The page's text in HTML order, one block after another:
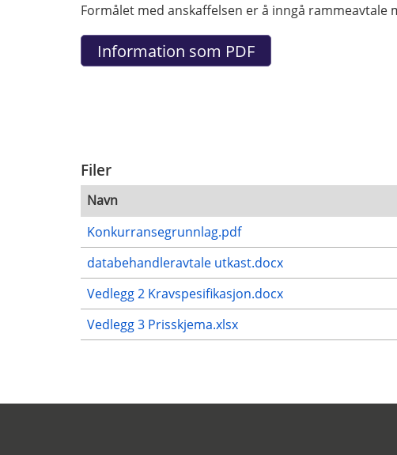
Formålet med anskaffelsen er å inngå
Filer
Navn
Konkurransegrunnlag.pdf
databehandleravtale utkast.docx
Vedlegg 2 Kravspesifikasjon.docx
Vedlegg 3 Prisskjema.xlsx